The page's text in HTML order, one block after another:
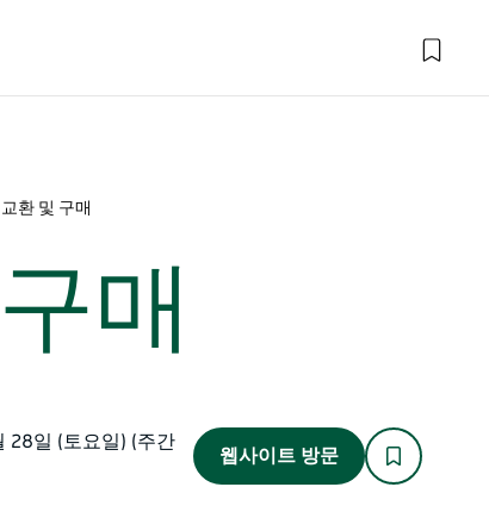
환 및 구매
매
28일 (토요일) (주간
웹사이트 방문